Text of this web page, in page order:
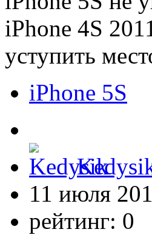
iPhone 4S
уступить
iPhone 5S
11 июля
рейтинг: 0